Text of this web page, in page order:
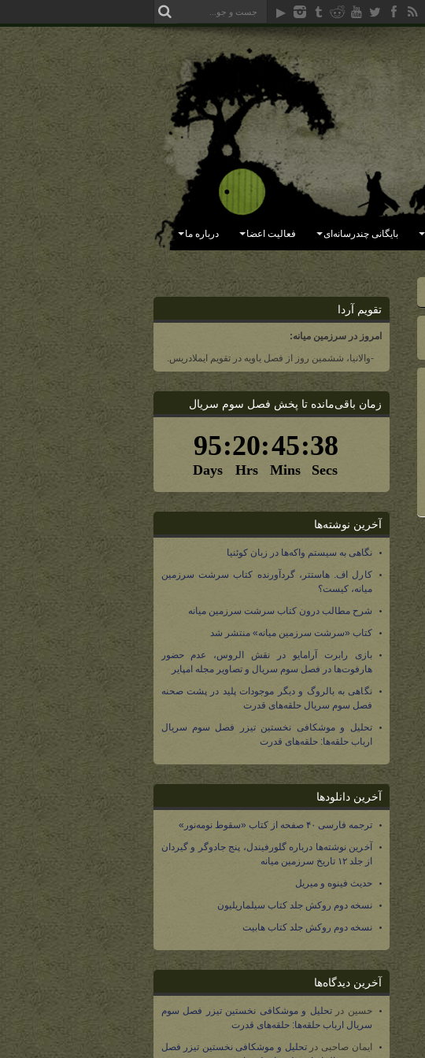
بایگانی چندرسانه‌ای فعالیت اعضا درباره ما
تقویم آردا
امروز در سرزمین میانه:
-والانیا، ششمین روز از فصل یاویه در تقویم ایملادریس.
زمان باقی‌مانده تا پخش فصل سوم سریال
آخرین نوشته‌ها
نگاهی به سیستم واکه‌ها در زبان کوئنیا
کارل اف. هاستتر، گردآورنده کتاب سرشت سرزمین
میانه، کیست؟
شرح مطالب درون کتاب سرشت سرزمین میانه
کتاب «سرشت سرزمین میانه» منتشر شد
بازی رابرت آرامایو در نقش الروس، عدم حضور
هارفوت‌ها در فصل سوم سریال و تصاویر مجله امپایر
نگاهی به بالروگ و دیگر موجودات پلید در پشت صحنه
فصل سوم سریال حلقه‌های قدرت
تحلیل و موشکافی نخستین تیزر فصل سوم سریال
ارباب حلقه‌ها: حلقه‌های قدرت
آخرین دانلودها
ترجمه فارسی ۴۰ صفحه از کتاب «سقوط نومه‌نور»
آخرین نوشته‌ها درباره گلورفیندل، پنج جادوگر و گیردان
از جلد ۱۲ تاریخ سرزمین میانه
حدیث فینوه و میریل
نسخه دوم روکش جلد کتاب سیلماریلیون
نسخه دوم روکش جلد کتاب هابیت
آخرین دیدگاه‌ها
حسین درتحلیل و موشکافی نخستین تیزر فصل سوم
سریال ارباب حلقه‌ها: حلقه‌های قدرت
ایمان صاحبی درتحلیل و موشکافی نخستین تیزر فصل